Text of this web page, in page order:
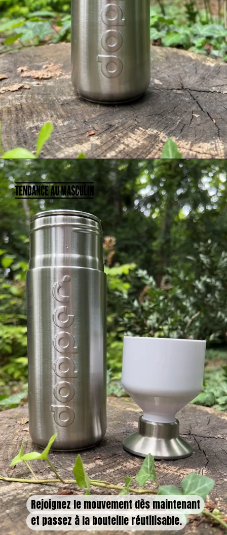
Ouverture https://shop.dopper.com/dopper-steel-800-ml
Rejoignez le mouvement dès maintenant
et passez à la bouteille réutilisable.
Rejoignez le mouvement dès maintenant
et passez à la bouteille réutilisable.